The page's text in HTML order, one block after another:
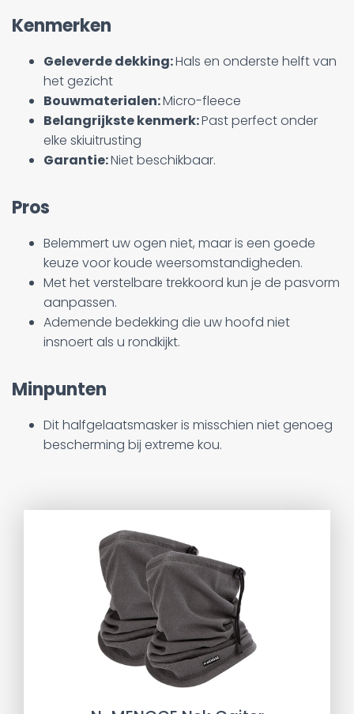
Kenmerken
Geleverde dekking:Hals en onderste helft van
het gezicht
Bouwmaterialen:Micro-fleece
Belangrijkste kenmerk:Past perfect onder
elke skiuitrusting
Garantie:Niet beschikbaar.
Pros
Belemmert uw ogen niet, maar is een goede
keuze voor koude weersomstandigheden.
Met het verstelbare trekkoord kun je de pasvorm
aanpassen.
Ademende bedekking die uw hoofd niet
insnoert als u rondkijkt.
Minpunten
Dit halfgelaatsmasker is misschien niet genoeg
bescherming bij extreme kou.